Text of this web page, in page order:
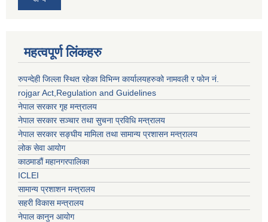
महत्वपूर्ण लिंकहरु
रुपन्देही जिल्ला स्थित रहेका विभिन्न कार्यालयहरुको नामवली र फाेन न‌ं.
rojgar Act,Regulation and Guidelines
नेपाल सरकार गृह मन्त्रालय
नेपाल सरकार सञ्चार तथा सुचना प्रविधि मन्त्रालय
नेपाल सरकार सङ्घीय मामिला तथा सामान्य प्रशासन मन्त्रालय
लोक सेवा आयोग
काठमाडौं महानगरपालिका
ICLEI
सामान्य प्रशाशन मन्त्रालय
सहरी विकास मन्त्रालय
नेपाल कानुन आयोग